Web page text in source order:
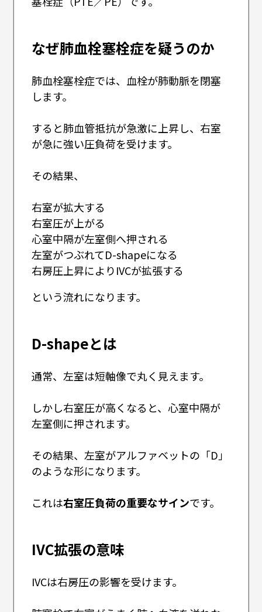
なぜ肺血栓塞栓症を疑うのか
肺血栓塞栓症では、血栓が肺動脈を閉塞
します。
すると肺血管抵抗が急激に上昇し、右室
が急に強い圧負荷を受けます。
その結果、
右室が拡大する
右室圧が上がる
心室中隔が左室側へ押される
左室がつぶれてD-shapeになる
右房圧上昇によりIVCが拡張する
という流れになります。
D-shapeとは
通常、左室は短軸像で丸く見えます。
しかし右室圧が高くなると、心室中隔が
左室側に押されます。
その結果、左室がアルファベットの「D」
のような形になります。
これは右室圧負荷の重要なサインです。
IVC拡張の意味
IVCは右房圧の影響を受けます。